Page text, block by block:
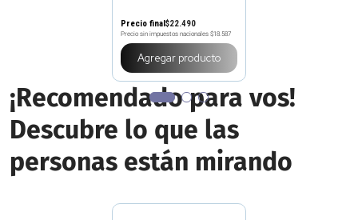
Precio final$22.490
Precio sin impuestos nacionales $18.587
Agregar producto
¡Recomendado para vos!
Descubre lo que las
personas están mirando